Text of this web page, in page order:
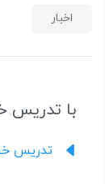
اخبار
با
تدریس